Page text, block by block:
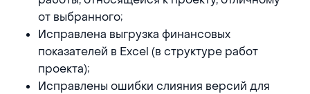
от выбранного;
Исправлена выгрузка финансовых
показателей в Excel (в структуре работ
проекта);
Исправлены ошибки слияния версий для